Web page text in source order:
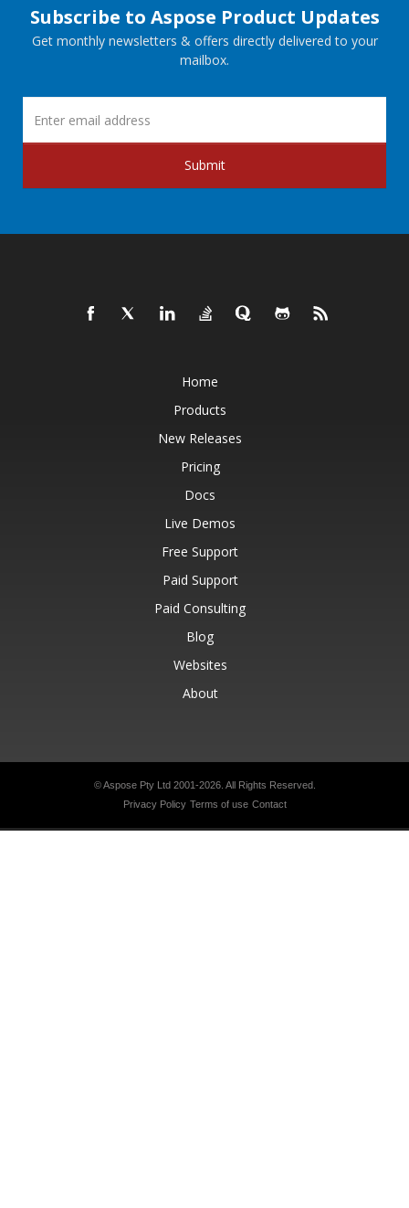
Subscribe to Aspose Product Updates
Get monthly newsletters & offers directly delivered to your
mailbox.
Submit
Home
Products
New Releases
Pricing
Docs
Live Demos
Free Support
Paid Support
Paid Consulting
Blog
Websites
About
© Aspose Pty Ltd 2001-2026. All Rights Reserved.
Privacy Policy Terms of use Contact